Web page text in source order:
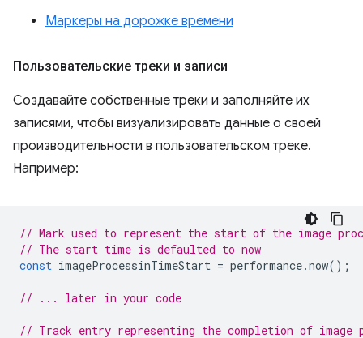
Маркеры на дорожке времени
Пользовательские треки и записи
Создавайте собственные треки и заполняйте их
записями, чтобы визуализировать данные о своей
производительности в пользовательском треке.
Например:
// Mark used to represent the start of the image
// The start time is defaulted to now
const imageProcessinTimeStart = performance.now();
// ... later in your code
// Track entry representing the completion of image